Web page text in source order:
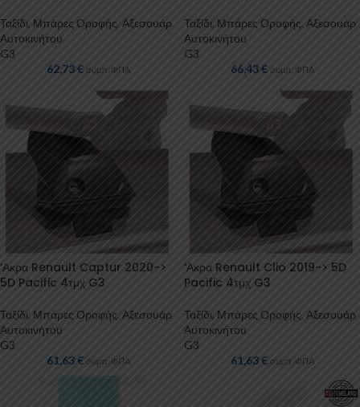
Ταξίδι, Μπάρες Οροφής, Αξεσουάρ
Αυτοκινήτου
G3
62,73€ συμπ. ΦΠΑ
Ταξίδι, Μπάρες Οροφής, Αξεσουάρ
Αυτοκινήτου
G3
66,43€ συμπ. ΦΠΑ
‘Ακρα Renault Captur 2020->
5D Pacific 4τμχ G3
Ταξίδι, Μπάρες Οροφής, Αξεσουάρ
Αυτοκινήτου
G3
61,63€ συμπ. ΦΠΑ
‘Ακρα Renault Clio 2019-> 5D
Pacific 4τμχ G3
Ταξίδι, Μπάρες Οροφής, Αξεσουάρ
Αυτοκινήτου
G3
61,63€ συμπ. ΦΠΑ